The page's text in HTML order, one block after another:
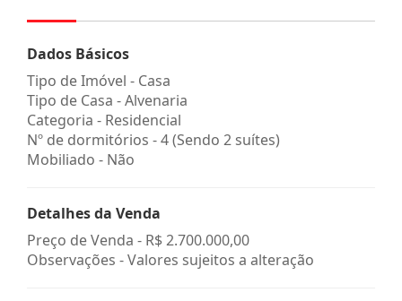
Dados Básicos
Tipo de Imóvel - Casa
Tipo de Casa - Alvenaria
Categoria - Residencial
Nº de dormitórios - 4 (Sendo 2 suítes)
Mobiliado - Não
Detalhes da Venda
Preço de Venda - R$ 2.700.000,00
Observações - Valores sujeitos a alteração